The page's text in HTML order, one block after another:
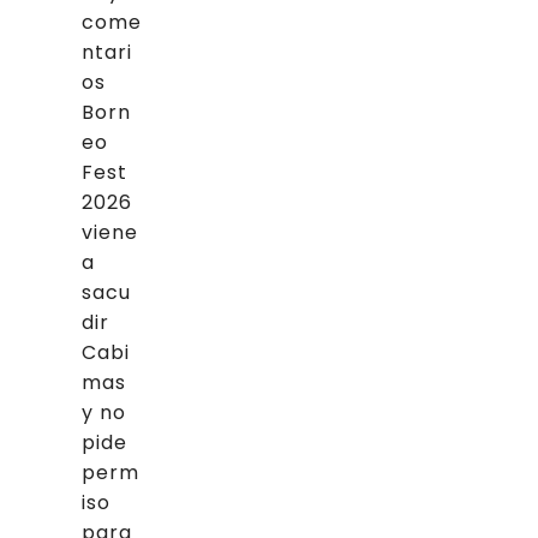
come
ntari
os
Born
eo
Fest
2026
viene
a
sacu
dir
Cabi
mas
y no
pide
perm
iso
para